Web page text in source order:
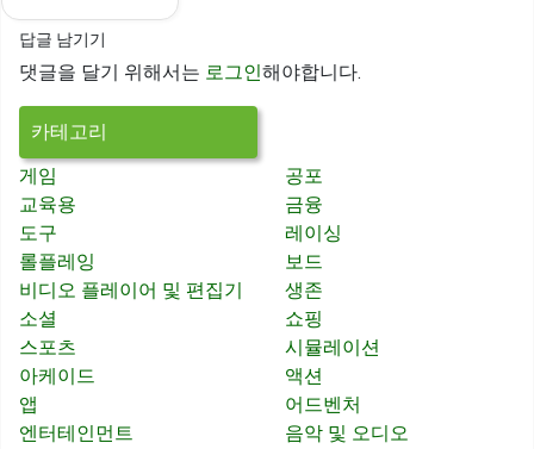
답글 남기기
댓글을 달기 위해서는 로그인해야합니다.
카테고리
게임
공포
교육용
금융
도구
레이싱
롤플레잉
보드
비디오 플레이어 및 편집기
생존
소셜
쇼핑
스포츠
시뮬레이션
아케이드
액션
앱
어드벤처
엔터테인먼트
음악 및 오디오